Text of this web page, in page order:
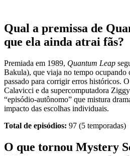
Qual a premissa de
que ela ainda atrai fãs?
Premiada em 1989, Quantum Leap
Bakula), que viaja no tempo ocupando
passado para corrigir erros históricos.
Calavicci e da supercomputadora
“episódio‑autônomo” que mistura
impacto das escolhas individuais.
Total de episódios: 97 (5 temporadas)
O que tornou Mystery